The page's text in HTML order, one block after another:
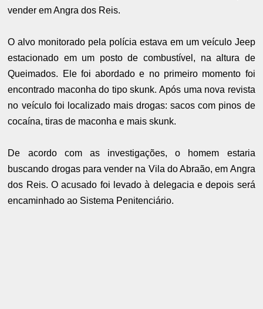
vender em Angra dos Reis.
O alvo monitorado pela polícia estava em um veículo Jeep
estacionado em um posto de combustível, na altura de
Queimados. Ele foi abordado e no primeiro momento foi
encontrado maconha do tipo skunk. Após uma nova revista
no veículo foi localizado mais drogas: sacos com pinos de
cocaína, tiras de maconha e mais skunk.
De acordo com as investigações, o homem estaria
buscando drogas para vender na Vila do Abraão, em Angra
dos Reis. O acusado foi levado à delegacia e depois será
encaminhado ao Sistema Penitenciário.